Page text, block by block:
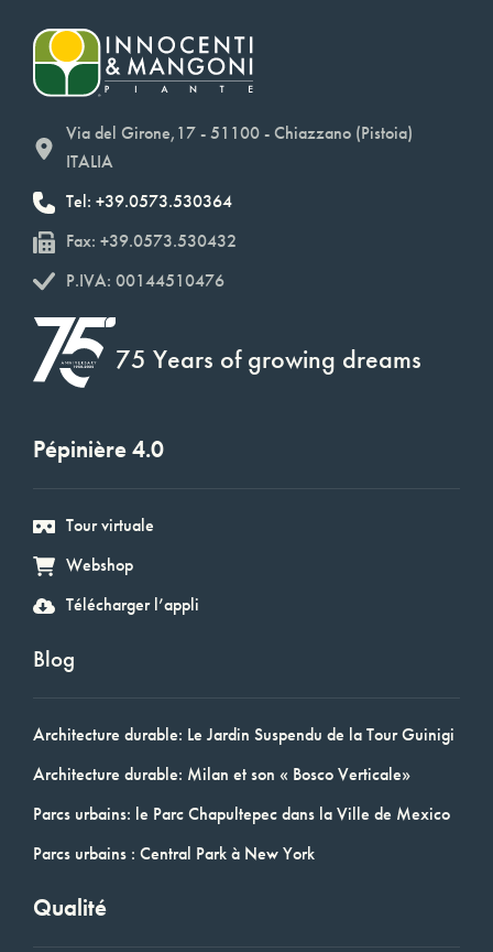
Via del Girone,17 - 51100 - Chiazzano (Pistoia)
ITALIA
Tel: +39.0573.530364
Fax: +39.0573.530432
P.IVA: 00144510476
75 Years of growing dreams
Pépinière 4.0
Tour virtuale
Webshop
Télécharger l’appli
Blog
Architecture durable: Le Jardin Suspendu de la Tour Guinigi
Architecture durable: Milan et son « Bosco Verticale»
Parcs urbains: le Parc Chapultepec dans la Ville de Mexico
Parcs urbains : Central Park à New York
Qualité